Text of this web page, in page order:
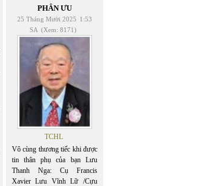
PHÂN ƯU
25 Tháng Mười 2025 1:53
SA (Xem: 8171)
TCHL
Vô cùng thương tiếc khi được
tin thân phụ của bạn Lưu
Thanh Nga: Cụ Francis
Xavier Lưu Vĩnh Lữ /Cựu